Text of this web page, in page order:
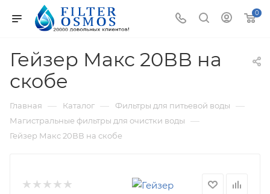
0
Гейзер Макс 20ВВ на
скобе
Главная — Каталог — Фильтры для питьевой воды —
Магистральные фильтры для очистки воды —
Гейзер Макс 20ВВ на скобе